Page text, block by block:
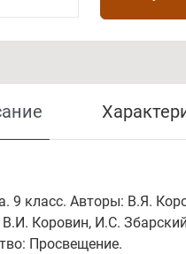
9 класс. Авторы: В.Я.
Коровин, И.С.
Просвещение.